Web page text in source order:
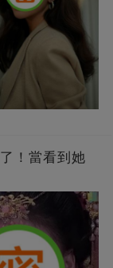
！當看到她